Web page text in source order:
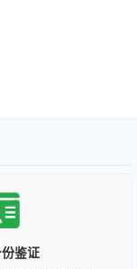
鉴证